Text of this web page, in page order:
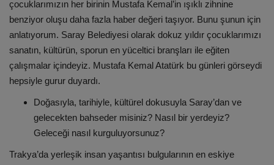
çocuklarımızın her birinin Mustafa Kemal’in ışıklı zihnine
benziyor oluşu daha fazla haber değeri taşıyor. Bunu şunun için
anlatıyorum. Saray Belediyesi olarak dokuz yıldır çocuklarımızı
sanatın, kültürün, sporun en yüceltici branşları ile eğiten
çalışmalar içindeyiz. Mustafa Kemal Atatürk bu günleri görseydi
hepsiyle gurur duyardı.
Doğasıyla, tarihiyle, kültürel dokusuyla Saray’dan ve
gelecekten bahseder misiniz? Nasıl bir yerdeyiz?
Geleceği nasıl kurguluyorsunuz?
Trakya’da yerleşik insan yaşantısı bulgularının en eskiye